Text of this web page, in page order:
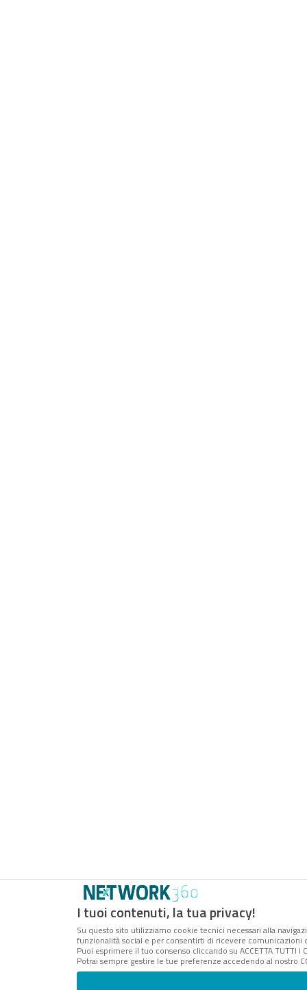
I tuoi contenuti, la tua privacy!
Su questo sito utilizziamo cookie tecnici necessari alla
funzionalità social e per consentirti di ricevere
Puoi esprimere il tuo consenso cliccando su ACCETTA TUTTI
Potrai sempre gestire le tue preferenze accedendo al nostro